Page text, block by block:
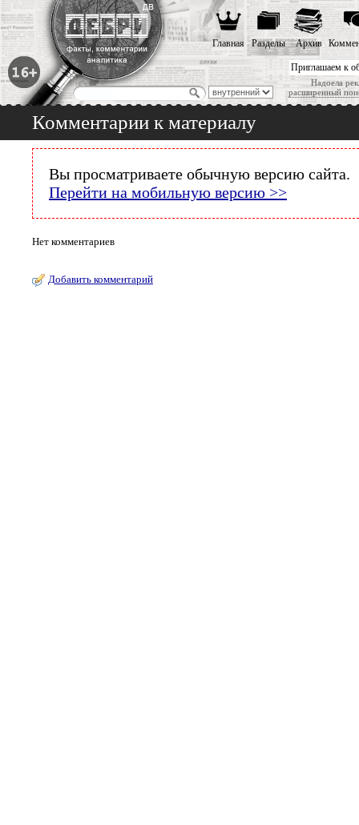
Приглашаем к
Надоела
расширенный
Главная Разделы Архив
Комментарии к материалу
Вы просматриваете обычную версию сайта.
Перейти на мобильную версию >>
Нет комментариев
Добавить комментарий